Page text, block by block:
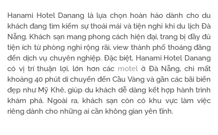
Hanami Hotel Danang là lựa chọn hoàn hảo dành cho du
khách đang tìm kiếm sự thoải mái và tiện nghi khi du lịch Đà
Nẵng. Khách sạn mang phong cách hiện đại, trang bị đầy đủ
tiện ích từ phòng nghỉ rộng rãi, view thành phố thoáng đãng
đến dịch vụ chuyên nghiệp. Đặc biệt, Hanami Hotel Danang
có vị trí thuận lợi, lớn hơn các motel ở Đà Nẵng, chỉ mất
khoảng 40 phút di chuyển đến Cầu Vàng và gần các bãi biển
đẹp như Mỹ Khê, giúp du khách dễ dàng kết hợp hành trình
khám phá. Ngoài ra, khách sạn còn có khu vực làm việc
riêng dành cho những ai cần không gian yên tĩnh.